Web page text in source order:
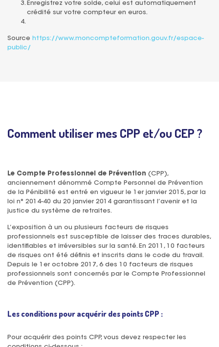
Enregistrez votre solde, celui est automatiquement
crédité sur votre compteur en euros.
Source https://www.moncompteformation.gouv.fr/espace-
public/
Comment utiliser mes CPP et/ou CEP ?
Le Compte Professionnel de Prévention (CPP),
anciennement dénommé Compte Personnel de Prévention
de la Pénibilité est entré en vigueur le 1er janvier 2015, par la
loi n° 2014-40 du 20 janvier 2014 garantissant l’avenir et la
justice du système de retraites.
L’exposition à un ou plusieurs facteurs de risques
professionnels est susceptible de laisser des traces durables,
identifiables et irréversibles sur la santé. En 2011, 10 facteurs
de risques ont été définis et inscrits dans le code du travail.
Depuis le 1er octobre 2017, 6 des 10 facteurs de risques
professionnels sont concernés par le Compte Professionnel
de Prévention (CPP).
Les conditions pour acquérir des points CPP :
Pour acquérir des points CPP, vous devez respecter les